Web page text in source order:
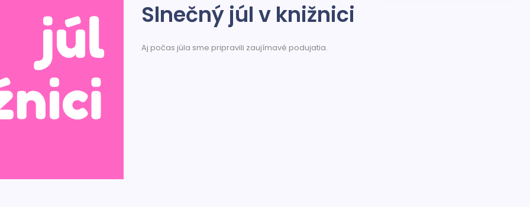
Slnečný júl v knižnici
Aj počas júla sme pripravili zaujímavé podujatia.